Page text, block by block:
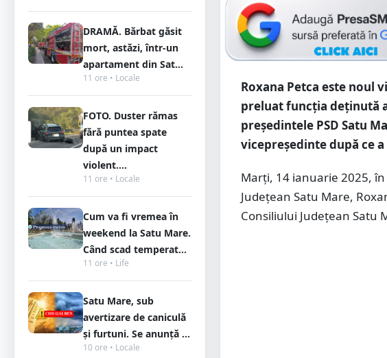
DRAMĂ. Bărbat găsit
mort, astăzi, într-un
apartament din Sat...
11 ore • Locale
FOTO. Duster rămas
fără puntea spate
după un impact
violent....
11 ore • Locale
Cum va fi vremea în
weekend la Satu Mare.
Când scad temperat...
11 ore • Life
Satu Mare, sub
avertizare de caniculă
și furtuni. Se anunță ...
10 ore • Locale
Roxana Petca este noul
preluat funcția deținută
președintele PSD Satu
vicepreședinte după ce
Marți, 14 ianuarie 2025,
Județean Satu Mare,
Consiliului Județean Satu